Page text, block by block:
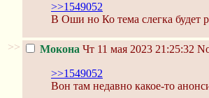
>>1549052
В Оши но Ко тема слегка будет
>> Мокона Чт 11 мая 2023 21:25:32
>>1549052
Вон там недавно какое-то